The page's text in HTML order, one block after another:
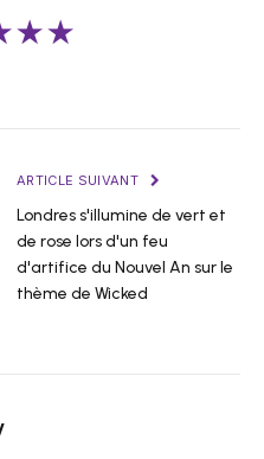
ARTICLE SUIVANT
Londres s'illumine de vert et
de rose lors d'un feu
d'artifice du Nouvel An sur le
thème de Wicked